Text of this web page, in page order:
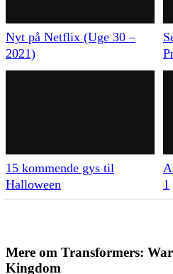
Nyt på Netflix (Uge 30 –
2021)
15 kommende gys til
Halloween
1
Mere om Transformers:
Kingdom